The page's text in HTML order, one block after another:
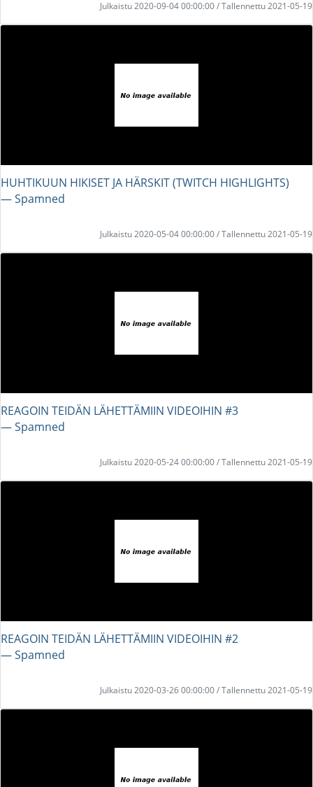
Julkaistu 2020-09-04 00:00:00 / Tallennettu 2021-05-19
HUHTIKUUN HIKISET JA HÄRSKIT (TWITCH HIGHLIGHTS)
― Spamned
Julkaistu 2020-05-04 00:00:00 / Tallennettu 2021-05-19
REAGOIN TEIDÄN LÄHETTÄMIIN VIDEOIHIN #3
― Spamned
Julkaistu 2020-05-24 00:00:00 / Tallennettu 2021-05-19
REAGOIN TEIDÄN LÄHETTÄMIIN VIDEOIHIN #2
― Spamned
Julkaistu 2020-03-26 00:00:00 / Tallennettu 2021-05-19